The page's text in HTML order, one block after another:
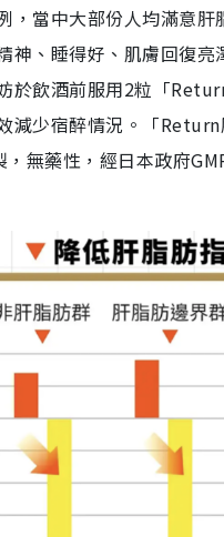
，當中大部份人均滿意肝
神、睡得好、肌膚回復亮
於飲酒前服用2粒「
減少宿醉情況。「Return
，無藥性，經日本政府